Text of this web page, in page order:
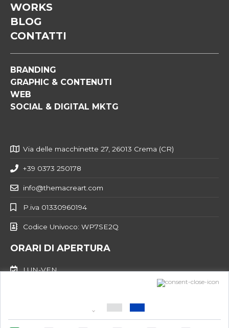
WORKS
BLOG
CONTATTI
BRANDING
GRAPHIC & CONTENUTI
WEB
SOCIAL & DIGITAL MKTG
Via delle macchinette 27, 26013 Crema (CR)
+39 0373 250178
info@themacreart.com
P.iva 01330960194
Codice Univoco: WP7SE2Q
ORARI DI APERTURA
LUN-VEN
Design: